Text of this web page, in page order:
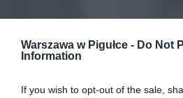
Warszawa w Pigułce - Do Not
Information
If you wish to opt-out of the sale,